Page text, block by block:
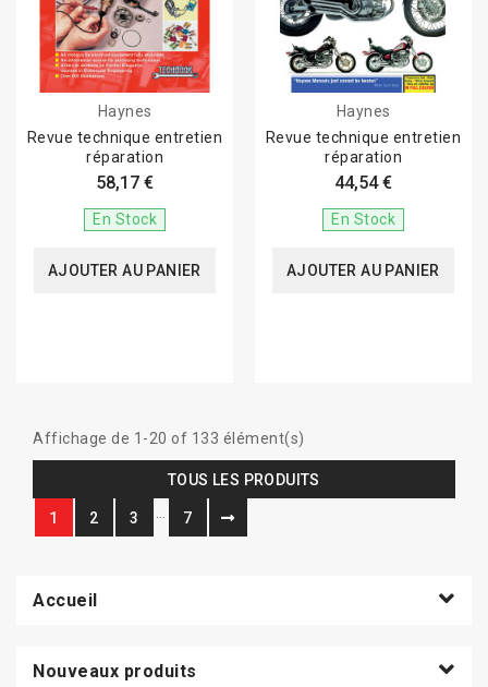
Haynes
Revue technique entretien
réparation
58,17 €
En Stock
AJOUTER AU PANIER
Haynes
Revue technique entretien
réparation
44,54 €
En Stock
AJOUTER AU PANIER
Affichage de 1-20 of 133 élément(s)
TOUS LES PRODUITS
1 2 3 7
Accueil
Nouveaux produits